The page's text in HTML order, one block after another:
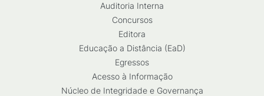
Auditoria Interna
Concursos
Editora
Educação a Distância (EaD)
Egressos
Acesso à Informação
Núcleo de Integridade e Governança